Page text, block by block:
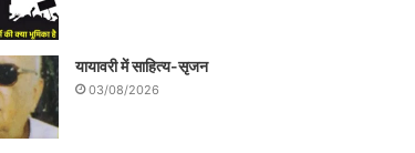
यायावरी में साहित्य-सृजन
03/08/2026